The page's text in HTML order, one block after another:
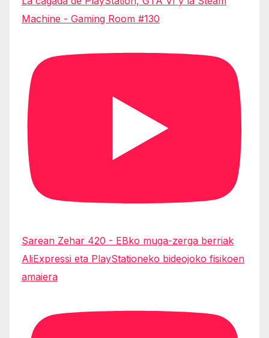
Machine - Gaming Room #130
Sarean Zehar 420 - EBko muga-zerga berriak
AliExpressi eta PlayStationeko bideojoko fisikoen
amaiera